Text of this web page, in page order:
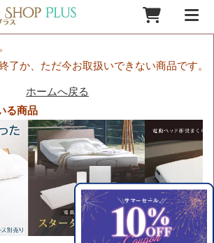
了か、ただ今お取扱いできない商品です。
ホームへ戻る
る商品